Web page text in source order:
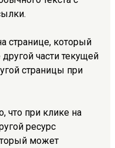
странице, который
части текущей
страницы при
что при клике на
ресурс
может